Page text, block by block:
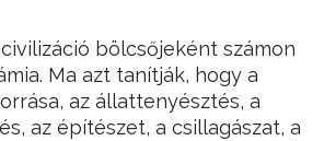
bölcsőjeként számon
Ma azt tanítják, hogy a
az állattenyésztés, a
az építészet, a csillagászat, a